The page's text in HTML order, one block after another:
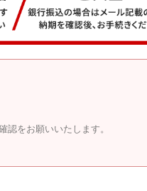
をお願いいたします。